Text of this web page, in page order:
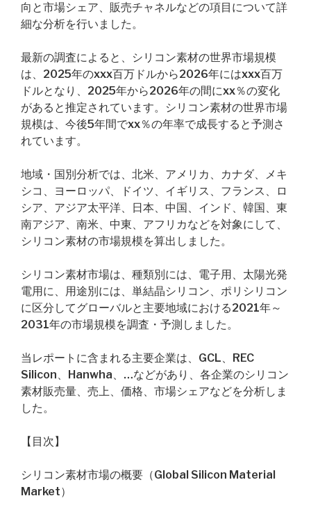
向と市場シェア、販売チャネルなどの項目について詳
細な分析を行いました。
最新の調査によると、シリコン素材の世界市場規模
は、2025年のxxx百万ドルから2026年にはxxx百万
ドルとなり、2025年から2026年の間にxx％の変化
があると推定されています。シリコン素材の世界市場
規模は、今後5年間でxx％の年率で成長すると予測さ
れています。
地域・国別分析では、北米、アメリカ、カナダ、メキ
シコ、ヨーロッパ、ドイツ、イギリス、フランス、ロ
シア、アジア太平洋、日本、中国、インド、韓国、東
南アジア、南米、中東、アフリカなどを対象にして、
シリコン素材の市場規模を算出しました。
シリコン素材市場は、種類別には、電子用、太陽光発
電用に、用途別には、単結晶シリコン、ポリシリコン
に区分してグローバルと主要地域における2021年～
2031年の市場規模を調査・予測しました。
当レポートに含まれる主要企業は、GCL、REC
Silicon、Hanwha、…などがあり、各企業のシリコン
素材販売量、売上、価格、市場シェアなどを分析しま
した。
【目次】
シリコン素材市場の概要（Global Silicon Material
Market）